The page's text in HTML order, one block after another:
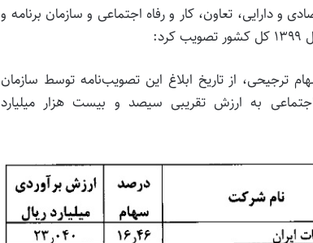
وزارت امور اقتصادی و دارایی، تعاون، کار و رفاه اجتماعی و سازمان برنامه و
از تاریخ ابلاغ این تصویب‌نامه توسط سازمان
به ارزش تقریبی سیصد و بیست هزار میلیارد